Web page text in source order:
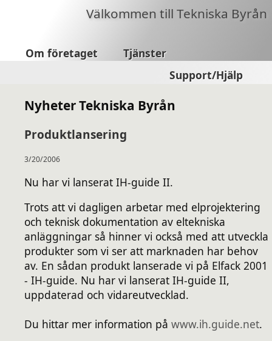
Välkommen till Tekniska Byrån
Om företaget
Tjänster
Support/Hjälp
Nyheter Tekniska Byrån
Produktlansering
3/20/2006
Nu har vi lanserat IH-guide II.
Trots att vi dagligen arbetar med elprojektering
och teknisk dokumentation av eltekniska
anläggningar så hinner vi också med att utveckla
produkter som vi ser att marknaden har behov
av. En sådan produkt lanserade vi på Elfack 2001
- IH-guide. Nu har vi lanserat IH-guide II,
uppdaterad och vidareutvecklad.
Du hittar mer information på www.ih.guide.net.